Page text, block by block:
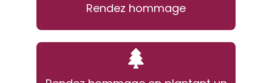
Rendez hommage